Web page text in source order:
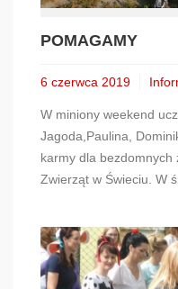
POMAGAMY
6 czerwca 2019
W miniony weekend
Jagoda,Paulina,
karmy dla bezdomnych
Zwierząt w Świeciu. W